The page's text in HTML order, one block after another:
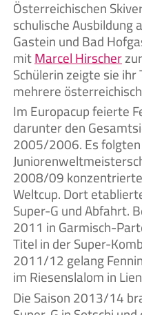
Österreichischen
schulische Ausbildung
Gastein und Bad
mitMarcel Hirscher
Schülerin zeigte sie
mehrere
Im Europacup feierte
darunter den
2005/2006. Es
2008/09
Weltcup. Dort
Super-G und Abfahrt.
2011 in Garmisch-
Titel in der Super-
2011/12 gelang
im Riesenslalom in
Die Saison 2013/14